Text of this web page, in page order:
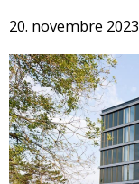
20. novembre 2023